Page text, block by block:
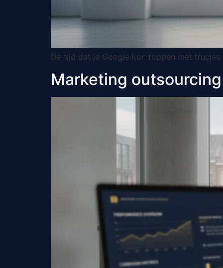
De tijd dat je Google kon foppen met
Marketing